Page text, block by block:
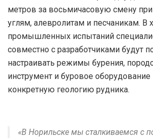
метров за восьмичасовую смену
углям, алевролитам и песчаникам. В
промышленных испытаний
совместно с разработчиками будут
настраивать режимы бурения,
инструмент и буровое
конкретную геологию рудника.
«В Норильске мы сталкиваемся с